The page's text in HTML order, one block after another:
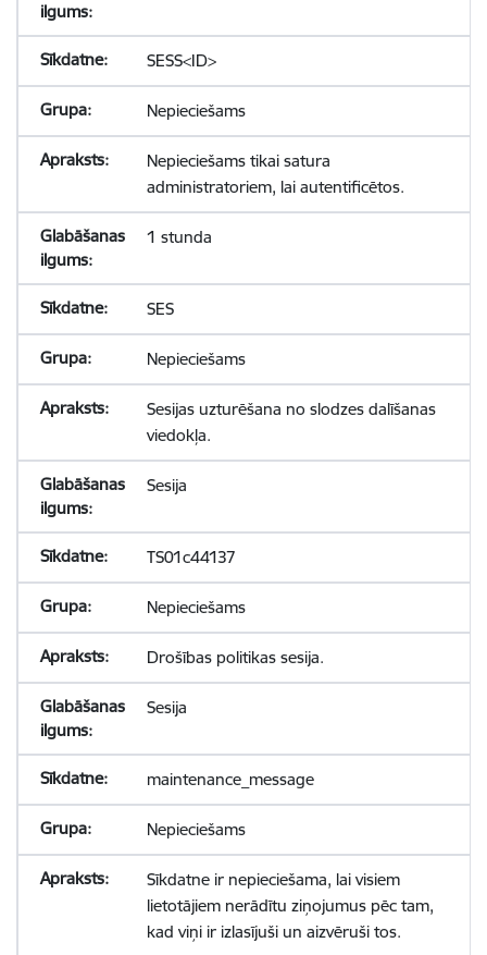
SESS<ID>
Nepieciešams
Nepieciešams tikai satura
administratoriem, lai autentificētos.
1 stunda
SES
Nepieciešams
Sesijas uzturēšana no slodzes dalīšanas
viedokļa.
Sesija
TS01c44137
Nepieciešams
Drošības politikas sesija.
Sesija
maintenance_message
Nepieciešams
Sīkdatne ir nepieciešama, lai visiem
lietotājiem nerādītu ziņojumus pēc tam,
kad viņi ir izlasījuši un aizvēruši tos.